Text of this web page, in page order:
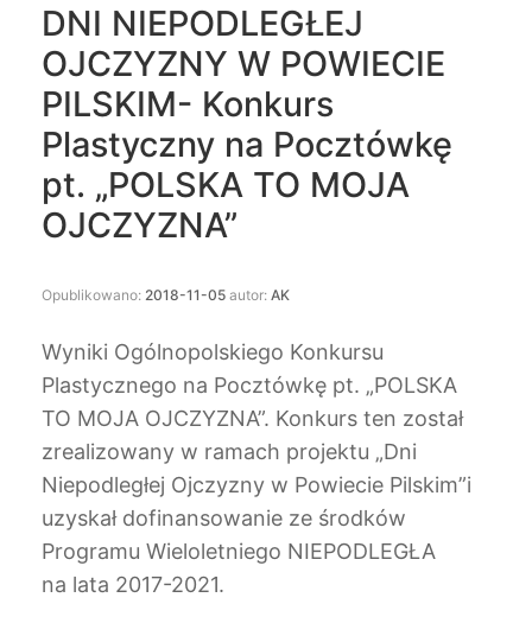
DNI NIEPODLEGŁEJ
OJCZYZNY W POWIECIE
PILSKIM- Konkurs
Plastyczny na Pocztówkę
pt. „POLSKA TO MOJA
OJCZYZNA”
Opublikowano: 2018-11-05 autor: AK
Wyniki Ogólnopolskiego Konkursu
Plastycznego na Pocztówkę pt. „POLSKA
TO MOJA OJCZYZNA”. Konkurs ten został
zrealizowany w ramach projektu „Dni
Niepodległej Ojczyzny w Powiecie Pilskim”i
uzyskał dofinansowanie ze środków
Programu Wieloletniego NIEPODLEGŁA
na lata 2017-2021.